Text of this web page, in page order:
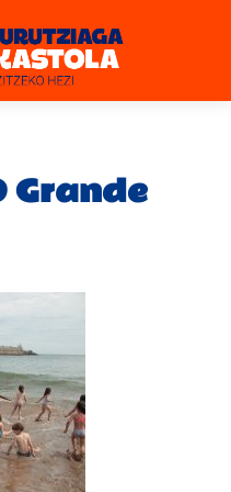
Grande